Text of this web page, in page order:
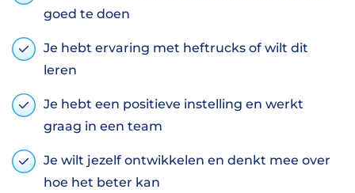
goed te doen
Je hebt ervaring met heftrucks of wilt dit
leren
Je hebt een positieve instelling en werkt
graag in een team
Je wilt jezelf ontwikkelen en denkt mee over
hoe het beter kan